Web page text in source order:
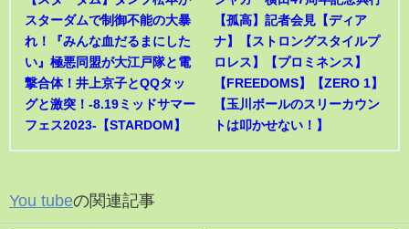
スターダムで制御不能の大暴
れ！『みんな血だるまにした
い』極悪同盟が大江戸隊と電
撃合体！井上京子とQQタッ
グと激突！-8.19ミッドサマー
フェス2023-【STARDOM】
【孤高】記者会見【ディア
ナ】【ストロングスタイルプ
ロレス】【プロミネンス】
【FREEDOMS】【ZERO 1】
【玉川ボールのスリーカウン
トは叩かせない！】
You tubeの関連記事